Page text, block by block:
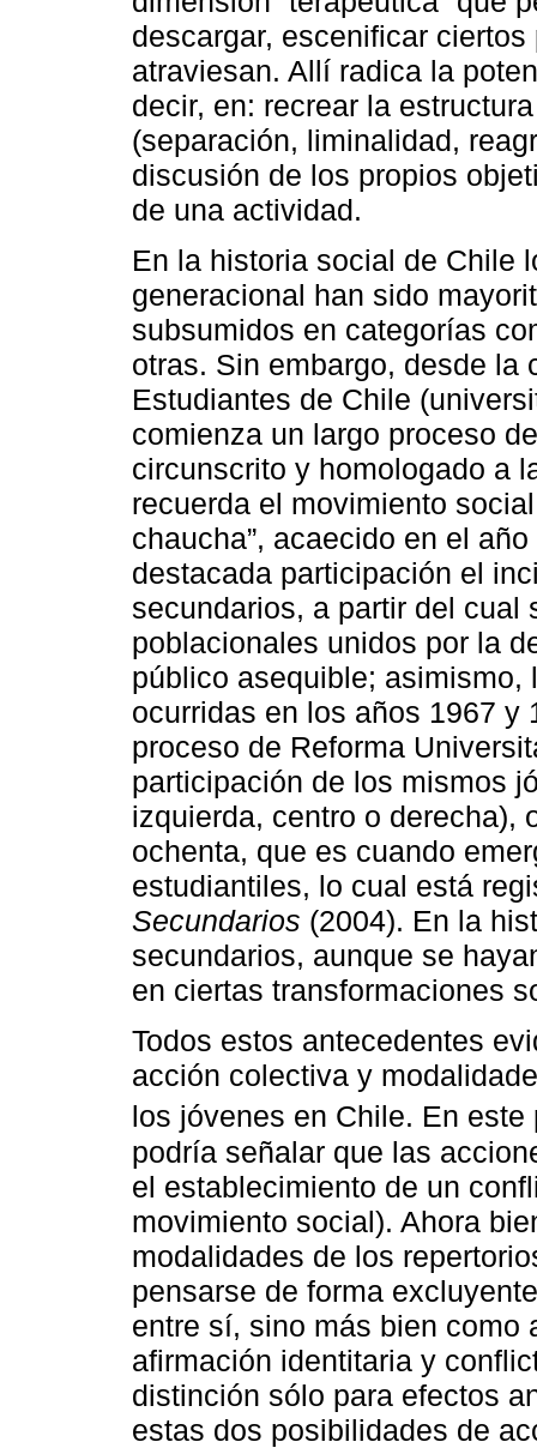
descargar, escenificar
atraviesan. Allí radica la
decir, en: recrear la
(separación, liminalidad,
discusión de los propios
de una actividad.
En la historia social de Chile
generacional han sido
subsumidos en categorías
otras. Sin embargo, desde la
Estudiantes de Chile
comienza un largo proceso
circunscrito y homologado a
recuerda el movimiento
chaucha”, acaecido en el
destacada participación el
secundarios, a partir del cual
poblacionales unidos por la
público asequible;
ocurridas en los años 1967 y
proceso de Reforma
participación de los mismos
izquierda, centro o derecha),
ochenta, que es cuando
estudiantiles, lo cual está
Secundarios (2004). En la
secundarios, aunque se
en ciertas transformaciones
Todos estos antecedentes
acción colectiva y
los jóvenes en Chile. En
podría señalar que las
el establecimiento de un
movimiento social). Ahora
modalidades de los
pensarse de forma
entre sí, sino más bien como
afirmación identitaria y
distinción sólo para efectos
estas dos posibilidades de